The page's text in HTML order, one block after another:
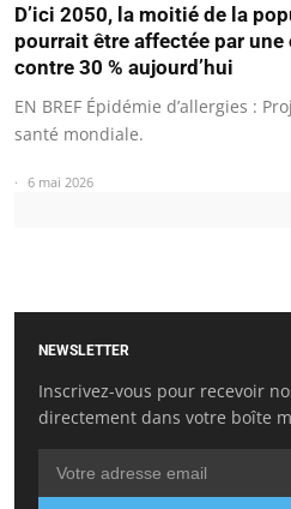
D’ici 2050, la moitié de la
pourrait être affectée par
contre 30 % aujourd’hui
EN BREF Épidémie d’allergies :
santé mondiale.
6 mai 2026
NEWSLETTER
Inscrivez-vous pour recevoir
directement dans votre boîte